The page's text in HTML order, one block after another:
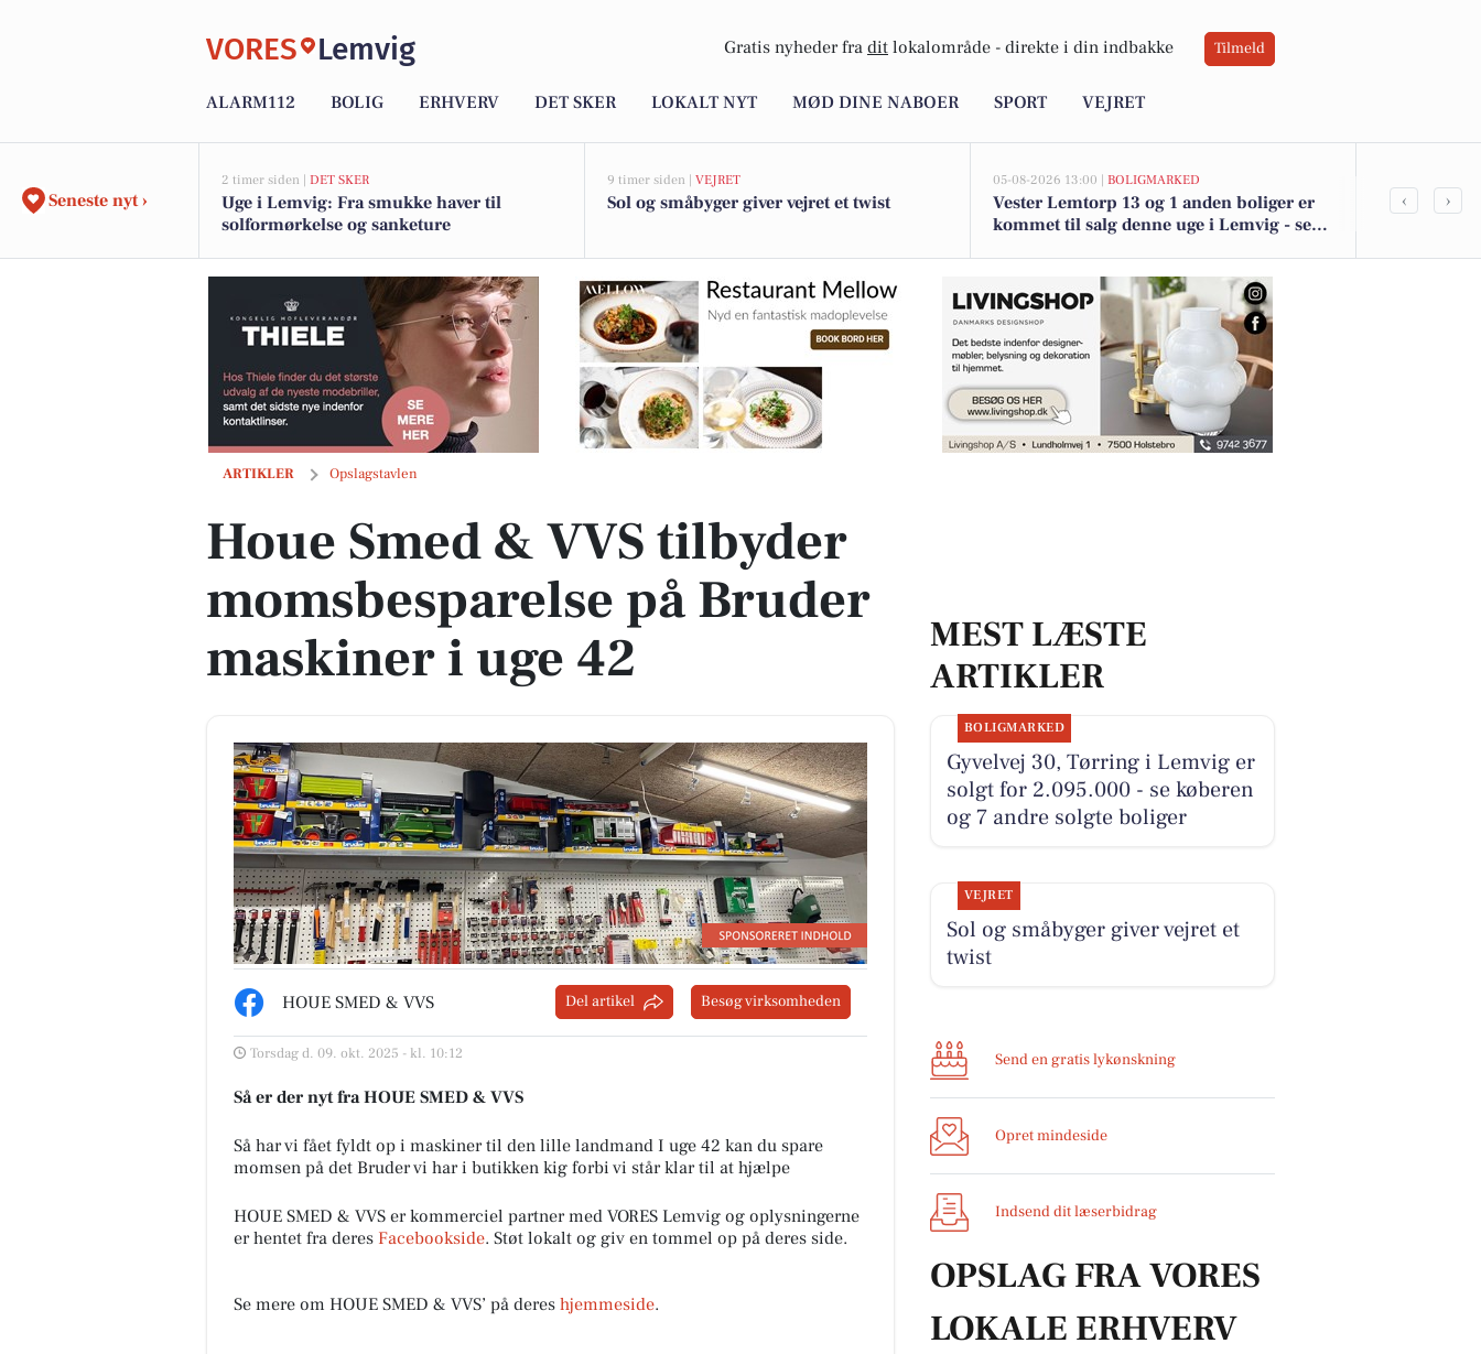
VORES Lemvig Gratis nyheder fra dit lokalområde - direkte i din indbakke Tilmeld
ALARM112 BOLIG ERHVERV DET SKER LOKALT NYT MØD DINE NABOER SPORT VEJRET
Seneste nyt ›
2 timer siden | DET SKER
Uge i Lemvig: Fra smukke haver til
solformørkelse og sanketure
9 timer siden | VEJRET
Sol og småbyger giver vejret et twist
05-08-2026 13:00 | BOLIGMARKED
Vester Lemtorp 13 og 1 anden boliger er
kommet til salg denne uge i Lemvig - se
Top 6 over
‹ ›
ARTIKLER Opslagstavlen
Houe Smed & VVS tilbyder momsbesparelse på Bruder maskiner i uge 42
Houe Smed & VVS tilbyder
momsbesparelse på Bruder
maskiner i uge 42
HOUE SMED & VVS Del artikel Besøg virksomheden
Torsdag d. 09. okt. 2025 - kl. 10:12
Så er der nyt fra HOUE SMED & VVS
Så har vi fået fyldt op i maskiner til den lille landmand I uge 42 kan du spare
momsen på det Bruder vi har i butikken kig forbi vi står klar til at hjælpe
HOUE SMED & VVS er kommerciel partner med VORES Lemvig og oplysningerne
er hentet fra deres Facebookside. Støt lokalt og giv en tommel op på deres side.
Se mere om HOUE SMED & VVS’ på deres hjemmeside.
MEST LÆSTE
ARTIKLER
BOLIGMARKED
Gyvelvej 30, Tørring i Lemvig er
solgt for 2.095.000 - se køberen
og 7 andre solgte boliger
VEJRET
Sol og småbyger giver vejret et
twist
Send en gratis lykønskning
Opret mindeside
Indsend dit læserbidrag
OPSLAG FRA VORES
LOKALE ERHVERV